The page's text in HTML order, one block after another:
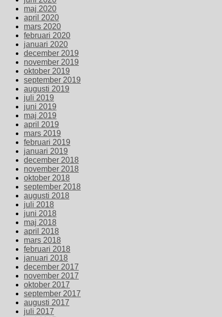
maj 2020
april 2020
mars 2020
februari 2020
januari 2020
december 2019
november 2019
oktober 2019
september 2019
augusti 2019
juli 2019
juni 2019
maj 2019
april 2019
mars 2019
februari 2019
januari 2019
december 2018
november 2018
oktober 2018
september 2018
augusti 2018
juli 2018
juni 2018
maj 2018
april 2018
mars 2018
februari 2018
januari 2018
december 2017
november 2017
oktober 2017
september 2017
augusti 2017
juli 2017